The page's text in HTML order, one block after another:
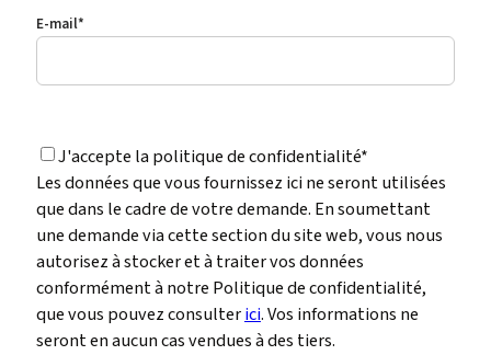
E-mail*
Les données que vous fournissez ici ne seront utilisées que dans
J'accepte la politiquede confidentialité*
Les données que vous fournissez ici ne seront utilisées
que dans le cadre de votre demande. En soumettant
une demande via cette section du site web, vous nous
autorisez à stocker et à traiter vos données
conformément à notre Politique de confidentialité,
que vous pouvez consulterici. Vos informations ne
seront en aucun cas vendues à des tiers.